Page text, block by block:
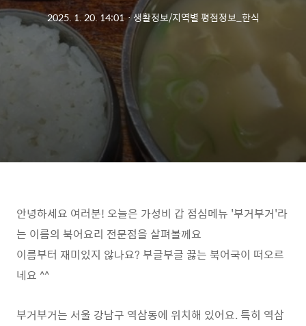
2025. 1. 20. 14:01ㆍ생활정보/지역별 평점정보_한식
안녕하세요 여러분! 오늘은 가성비 갑 점심메뉴 '부거부거'라
는 이름의 북어요리 전문점을 살펴볼께요
이름부터 재미있지 않나요? 부글부글 끓는 북어국이 떠오르
네요 ^^
부거부거는 서울 강남구 역삼동에 위치해 있어요. 특히 역삼